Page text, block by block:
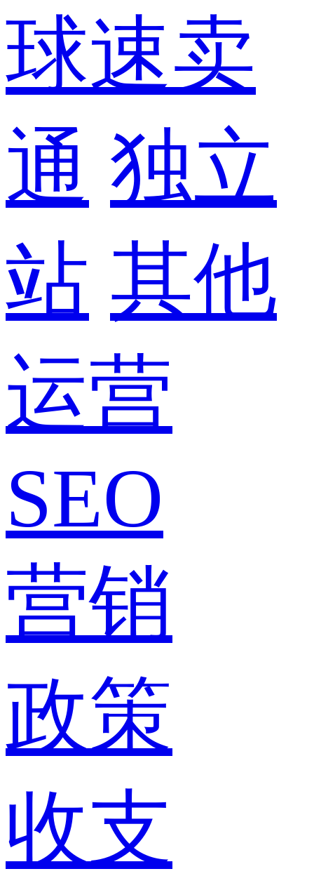
球速卖
通 独立
站 其他
运营
SEO
营销
政策
收支